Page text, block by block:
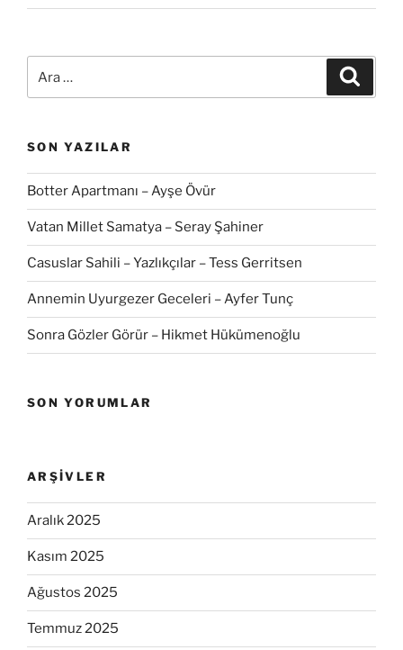
SON YAZILAR
Botter Apartmanı – Ayşe Övür
Vatan Millet Samatya – Seray Şahiner
Casuslar Sahili – Yazlıkçılar – Tess Gerritsen
Annemin Uyurgezer Geceleri – Ayfer Tunç
Sonra Gözler Görür – Hikmet Hükümenoğlu
SON YORUMLAR
ARŞIVLER
Aralık 2025
Kasım 2025
Ağustos 2025
Temmuz 2025